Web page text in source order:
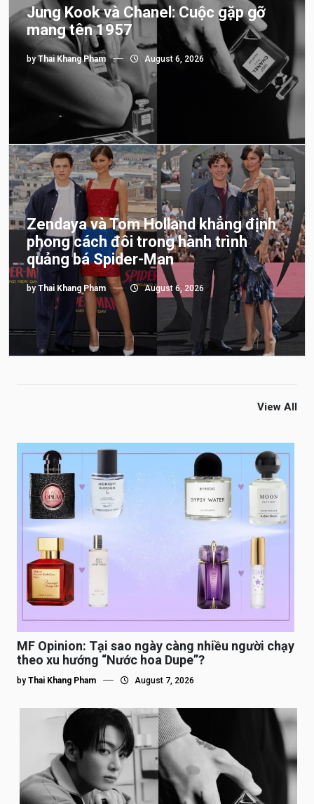
Jung Kook và Chanel: Cuộc gặp gỡ
mang tên 1957
byThai Khang Pham August 6, 2026
Zendaya và Tom Holland khẳng định
phong cách đôi trong hành trình
quảng bá Spider-Man
by Thai Khang Pham August 6, 2026
View All
MF Opinion: Tại sao ngày càng nhiều người chạy
theo xu hướng “Nước hoa Dupe”?
by Thai Khang Pham August 7, 2026